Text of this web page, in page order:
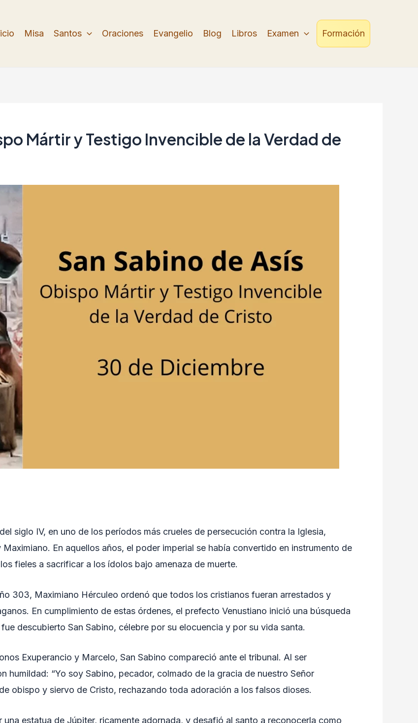
Misa Santos Oraciones Evangelio Blog Libros Examen Formación
Mártir y Testigo Invencible de la Verdad de
siglo IV, en uno de los períodos más crueles de persecución contra la Iglesia,
En aquellos años, el poder imperial se había convertido en instrumento de
fieles a sacrificar a los ídolos bajo amenaza de muerte.
303, Maximiano Hérculeo ordenó que todos los cristianos fueran arrestados y
En cumplimiento de estas órdenes, el prefecto Venustiano inició una búsqueda
descubierto San Sabino, célebre por su elocuencia y por su vida santa.
Exuperancio y Marcelo, San Sabino compareció ante el tribunal. Al ser
humildad: “Yo soy Sabino, pecador, colmado de la gracia de nuestro Señor
obispo y siervo de Cristo, rechazando toda adoración a los falsos dioses.
estatua de Júpiter, ricamente adornada, y desafió al santo a reconocerla como